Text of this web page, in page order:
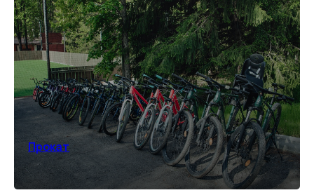
Прокат